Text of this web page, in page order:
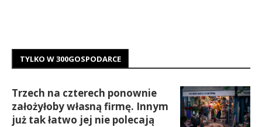
TYLKO W 300GOSPODARCE
Trzech na czterech ponownie
założyłoby własną firmę. Innym
już tak łatwo jej nie polecają